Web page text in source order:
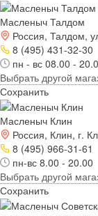
Масленыч Талдом
Россия, Талдом,
8 (495) 431-32-30
пн - вс 08.00 -
Выбрать другой
Сохранить
Масленыч Клин
Россия, Клин, г.
8 (495) 966-31-61
пн-вс 8.00 - 20.00
Выбрать другой
Сохранить